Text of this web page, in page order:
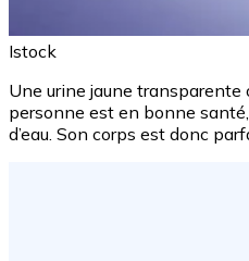
Istock
Une urine jaune transparente
personne est en bonne
d’eau. Son corps est donc